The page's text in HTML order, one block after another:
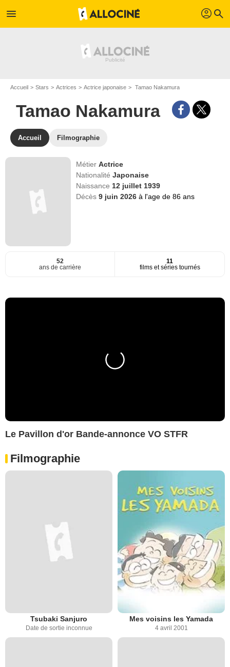
menu profil search
Accueil Stars Actrices Actrice japonaise Tamao Nakamura
Tamao Nakamura
Accueil Filmographie
MétierActrice
NationalitéJaponaise
Naissance 12 juillet 1939
Décès9 juin 2026à l'age de 86 ans
52
ans de carrière
11
films et séries tournés
Le Pavillon d'or Bande-annonce VO STFR
Filmographie
Tsubaki Sanjuro
Date de sortie inconnue
Mes voisins les Yamada
4 avril 2001